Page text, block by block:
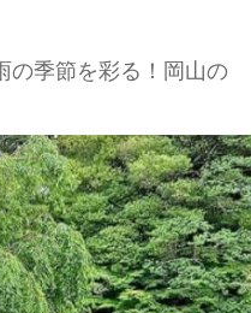
の季節を彩る！岡山の